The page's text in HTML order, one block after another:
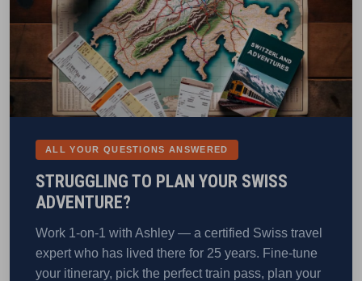
ALL YOUR QUESTIONS ANSWERED
STRUGGLING TO PLAN YOUR SWISS
ADVENTURE?
Work 1-on-1 with Ashley — a certified Swiss travel
expert who has lived there for 25 years. Fine-tune
your itinerary, pick the perfect train pass, plan your